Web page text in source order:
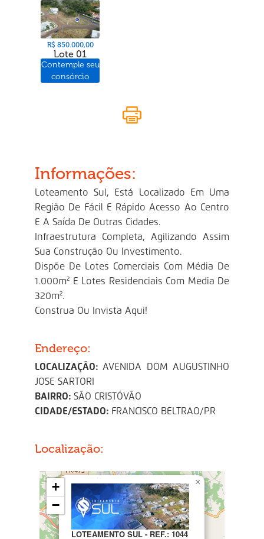
R$ 850.000,00
Lote 01
Contemple seu
consórcio
Informações:
Loteamento Sul, Está Localizado Em Uma
Região De Fácil E Rápido Acesso Ao Centro
E A Saída De Outras Cidades.
Infraestrutura Completa, Agilizando Assim
Sua Construção Ou Investimento.
Dispõe De Lotes Comerciais Com Média De
1.000m² E Lotes Residenciais Com Media De
320m².
Construa Ou Invista Aqui!
Endereço:
LOCALIZAÇÃO: AVENIDA DOM AUGUSTINHO
JOSE SARTORI
BAIRRO: SÃO CRISTÓVÃO
CIDADE/ESTADO: FRANCISCO BELTRAO/PR
Localização: